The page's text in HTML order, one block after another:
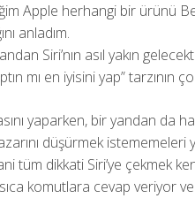
Apple herhangi bir ürünü
anladım.
Siri’nın asıl yakın
mı en iyisini yap” tarzının
yaparken, bir yandan da
düşürmek istememeleri
tüm dikkati Siri’ye çekmek
komutlara cevap veriyor